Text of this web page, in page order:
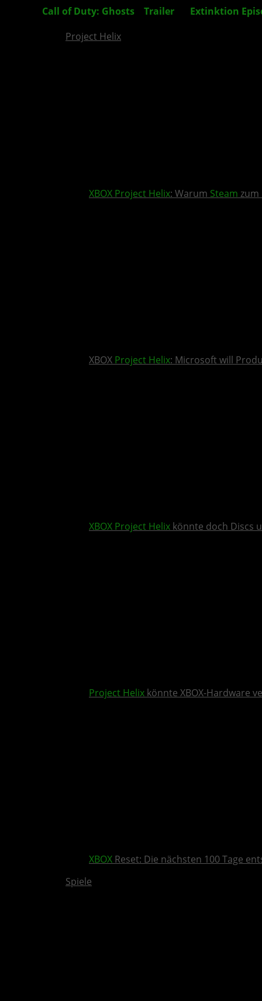
Call of Duty: Ghosts Trailer Extinktion
Project Helix
XBOX Project Helix: Warum Steam zum
XBOX Project Helix: Microsoft will
XBOX Project Helix könnte doch Discs
Project Helix könnte XBOX-Hardware
XBOX Reset: Die nächsten 100 Tage
Spiele